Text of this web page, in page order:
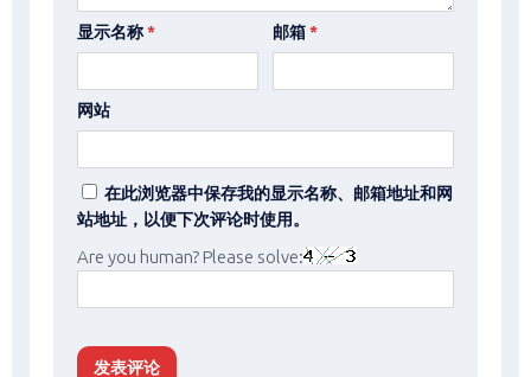
显示名称* 邮箱*
网站
在此浏览器中保存我的显示名称、邮箱地址和网
站地址，以便下次评论时使用。
Are you human? Please solve: